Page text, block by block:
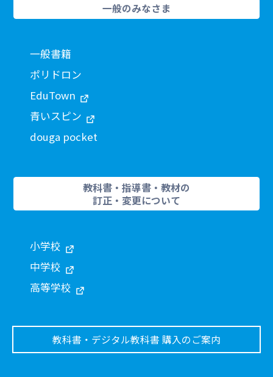
一般のみなさま
一般書籍
ポリドロン
EduTown
青いスピン
douga pocket
教科書・指導書・教材の
訂正・変更について
小学校
中学校
高等学校
教科書・デジタル教科書 購入のご案内